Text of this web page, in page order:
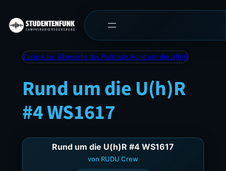
Zurück zur Übersicht des Podcasts Rund um die U(h)R
Rund um die U(h)R
#4 WS1617
Rund um die U(h)R #4 WS1617
von RUDU Crew